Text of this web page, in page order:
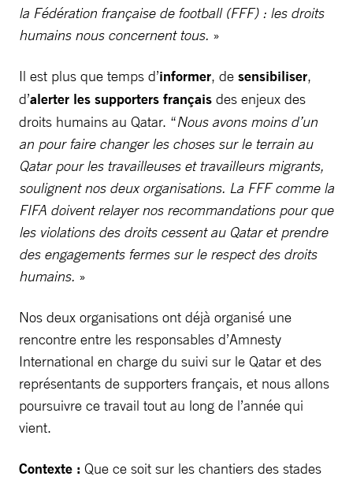
la Fédération française de football (FFF) : les droits
humains nous concernent tous. »
Il est plus que temps d’informer, de sensibiliser,
d’alerter les supporters français des enjeux des
droits humains au Qatar. “Nous avons moins d’un
an pour faire changer les choses sur le terrain au
Qatar pour les travailleuses et travailleurs migrants,
soulignent nos deux organisations. La FFF comme la
FIFA doivent relayer nos recommandations pour que
les violations des droits cessent au Qatar et prendre
des engagements fermes sur le respect des droits
humains. »
Nos deux organisations ont déjà organisé une
rencontre entre les responsables d’Amnesty
International en charge du suivi sur le Qatar et des
représentants de supporters français, et nous allons
poursuivre ce travail tout au long de l’année qui
vient.
Contexte : Que ce soit sur les chantiers des stades